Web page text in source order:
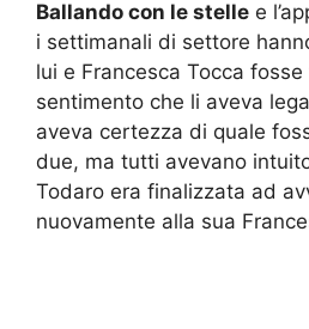
Ballando con le stelle e
i settimanali di settore
lui e Francesca Tocca
sentimento che li aveva
aveva certezza di quale
due, ma tutti avevano
Todaro era finalizzata ad
nuovamente alla sua